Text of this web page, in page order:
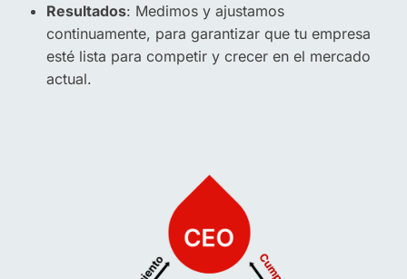
Resultados: Medimos y ajustamos
continuamente, para garantizar que tu empresa
esté lista para competir y crecer en el mercado
actual.